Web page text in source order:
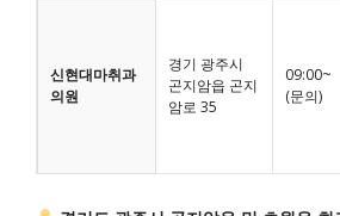
신현대마취과
의원
경기 광주시
곤지암읍 곤지
암로 35
09:00~
(문의)